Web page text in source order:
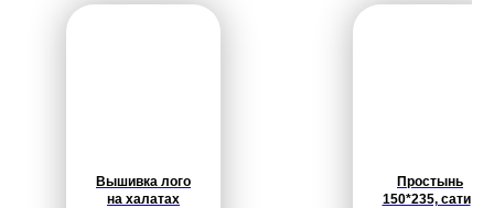
Вышивка лого
на халатах
Простынь
150*235, сатин